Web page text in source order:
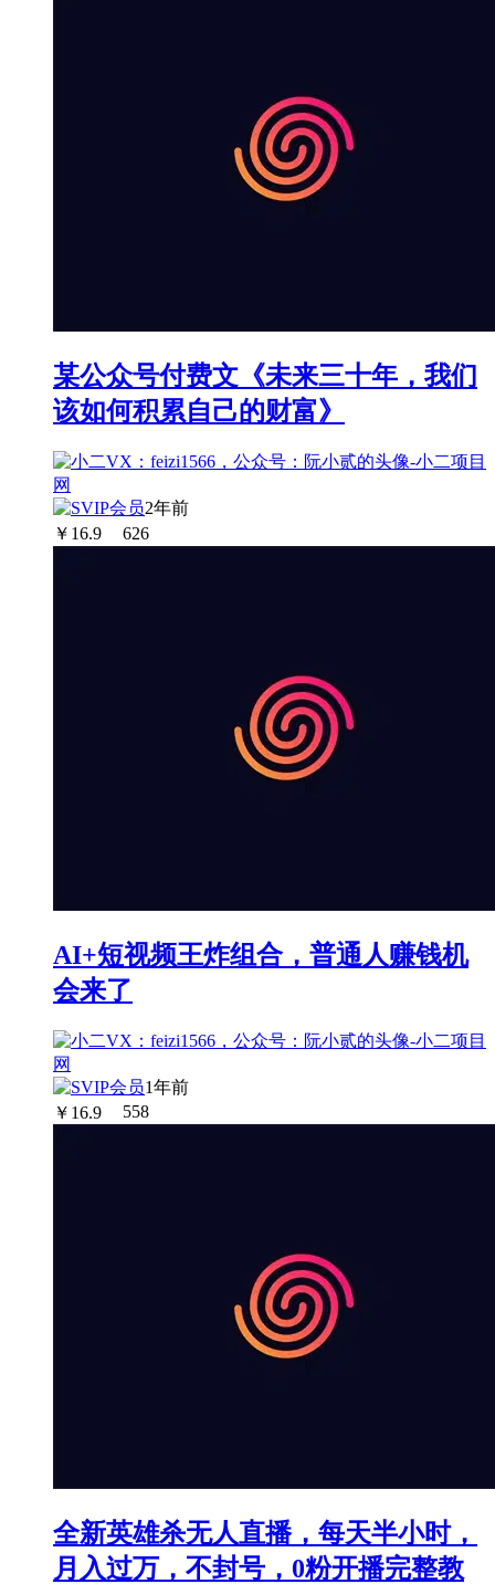
某公众号付费文《未来三十年，我们
该如何积累自己的财富》
2年前
￥ 16.9 626
AI+短视频王炸组合，普通人赚钱机
会来了
1年前
￥ 16.9 558
全新英雄杀无人直播，每天半小时，
月入过万，不封号，0粉开播完整教